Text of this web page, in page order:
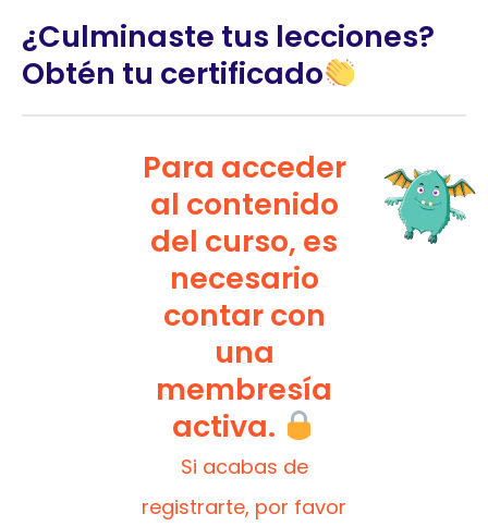
¿Culminaste tus lecciones?
Obtén tu certificado
Para acceder
al contenido
del curso, es
necesario
contar con
una
membresía
activa.
Si acabas de
registrarte, por favor